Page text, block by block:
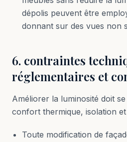
dépolis peuvent être
donnant sur des vues non
6. contraintes
réglementaires et
Améliorer la luminosité doit
confort thermique, isolation
Toute modification de